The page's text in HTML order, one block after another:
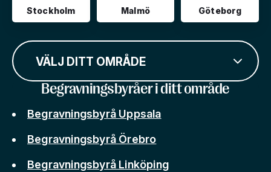
Stockholm Malmö Göteborg
VÄLJ DITT OMRÅDE
Begravningsbyråer i ditt område
Begravningsbyrå Uppsala
Begravningsbyrå Örebro
Begravningsbyrå Linköping